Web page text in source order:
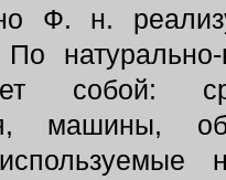
Ф. н.
По
собой:
машины,